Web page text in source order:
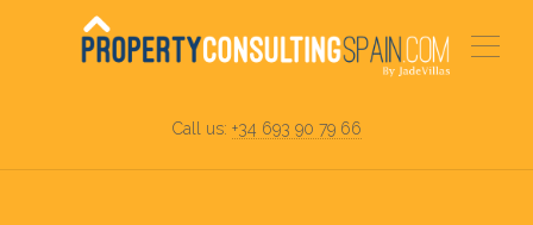
Call us: +34 693 90 79 66